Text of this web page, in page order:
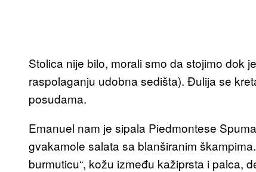
Stolica nije bilo, morali smo da stojimo dok
raspolaganju udobna sedišta). Đulija se
posudama.
Emanuel nam je sipala Piedmontese
gvakamole salata sa blanširanim
burmuticu“, kožu između kažiprsta i palca,